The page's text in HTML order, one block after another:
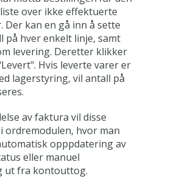
over ikke effektuerte
Der kan en gå inn å sette
på hver enkelt linje, samt
levering. Deretter klikker
Hvis leverte varer er
lagerstyring, vil antall på
av faktura vil disse
ordremodulen, hvor man
opppdatering av
eller manuel
ut fra kontouttog.